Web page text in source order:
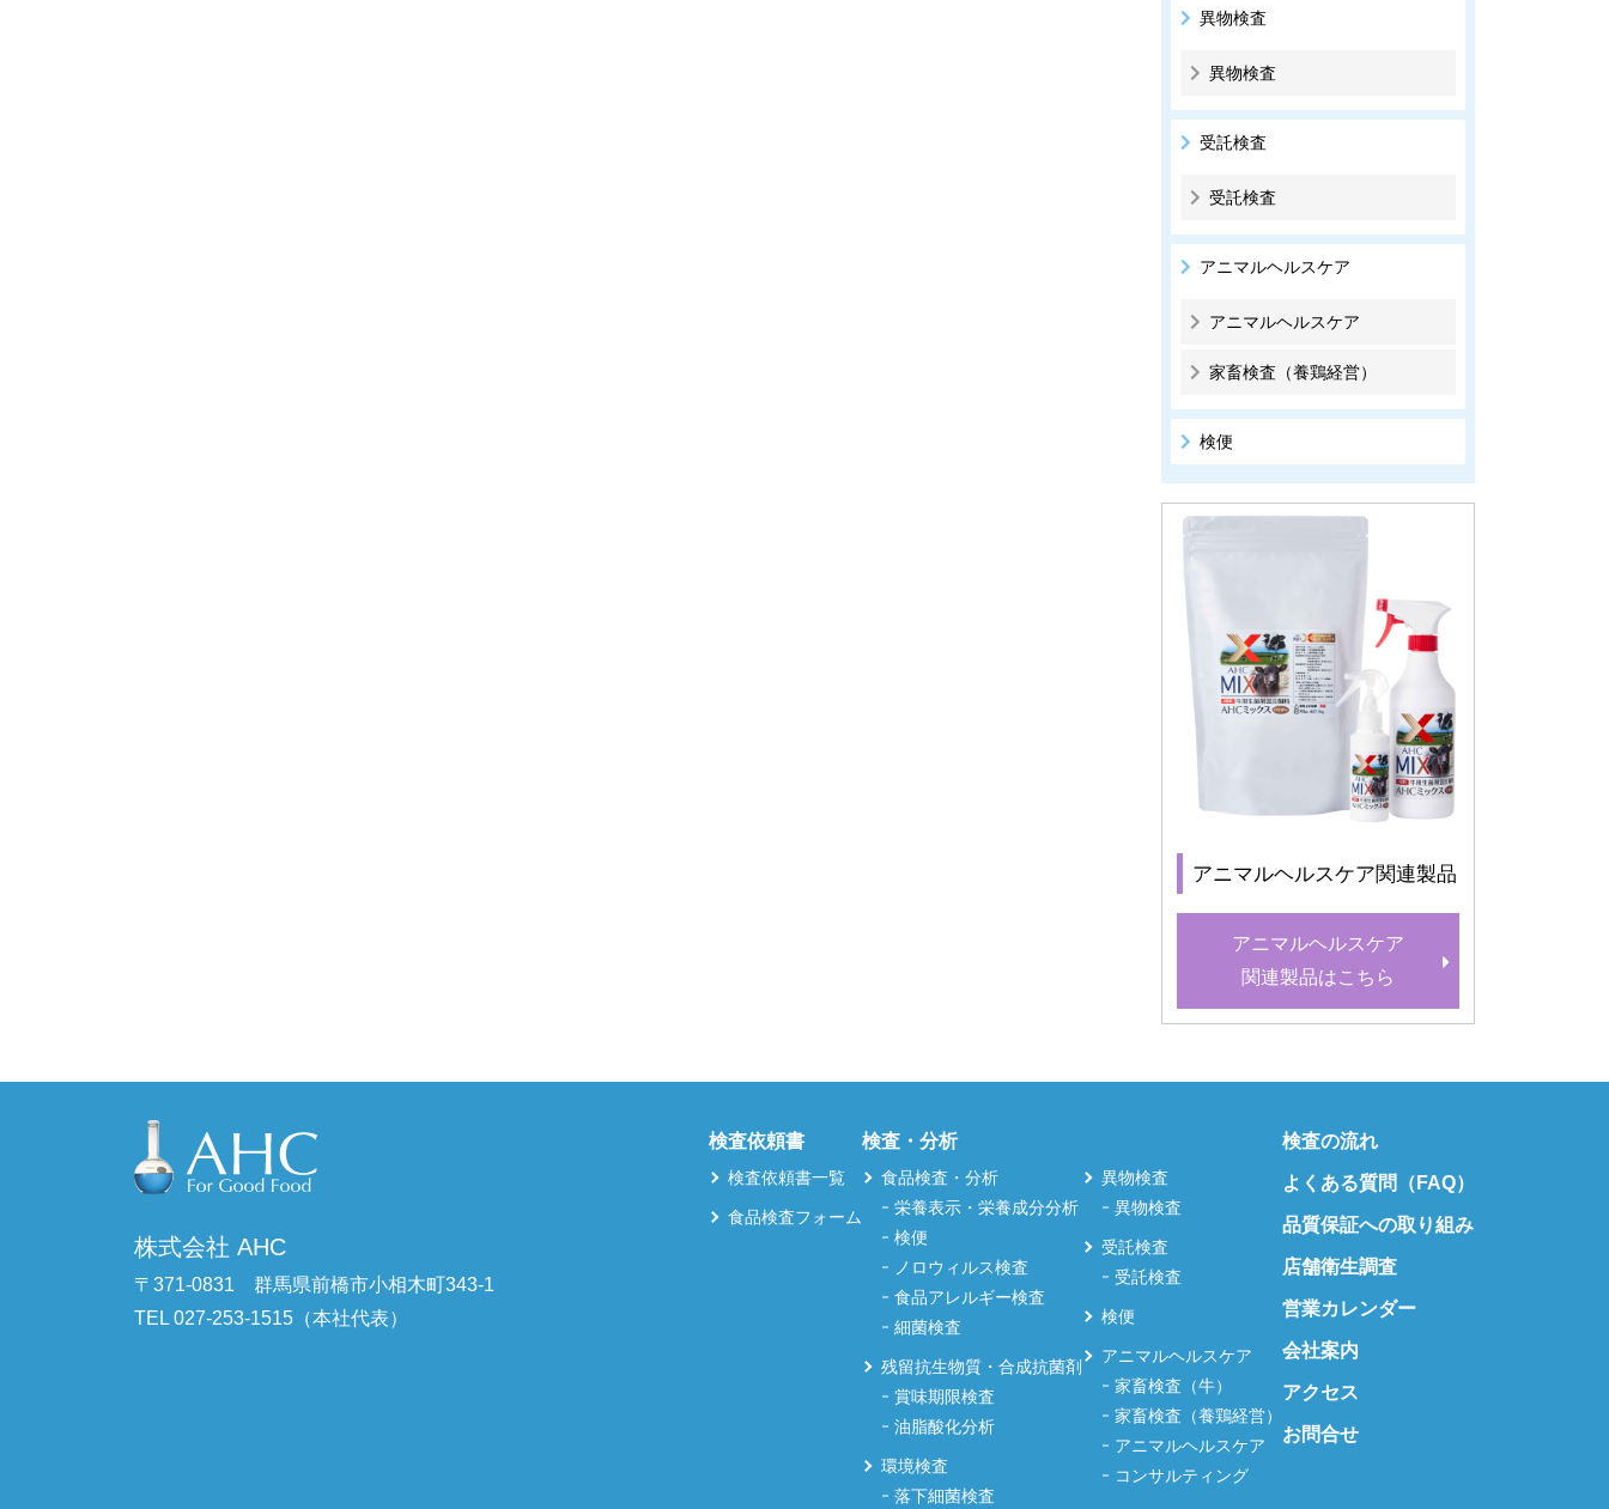
異物検査
異物検査
受託検査
受託検査
アニマルヘルスケア
アニマルヘルスケア
家畜検査（養鶏経営）
検便
アニマルヘルスケア関連製品
アニマルヘルスケア
関連製品はこちら
検査依頼書
検査依頼書一覧
食品検査フォーム
検査・分析
食品検査・分析
栄養表示・栄養成分分析
検便
ノロウィルス検査
食品アレルギー検査
細菌検査
残留抗生物質・合成抗菌剤
賞味期限検査
油脂酸化分析
環境検査
落下細菌検査
異物検査
異物検査
受託検査
受託検査
検便
アニマルヘルスケア
家畜検査（牛）
家畜検査（養鶏経営）
アニマルヘルスケア
コンサルティング
検査の流れ
よくある質問（FAQ）
品質保証への取り組み
店舗衛生調査
営業カレンダー
会社案内
アクセス
お問合せ
株式会社 AHC
〒371-0831 群馬県前橋市小相木町343-1
TEL 027-253-1515（本社代表）